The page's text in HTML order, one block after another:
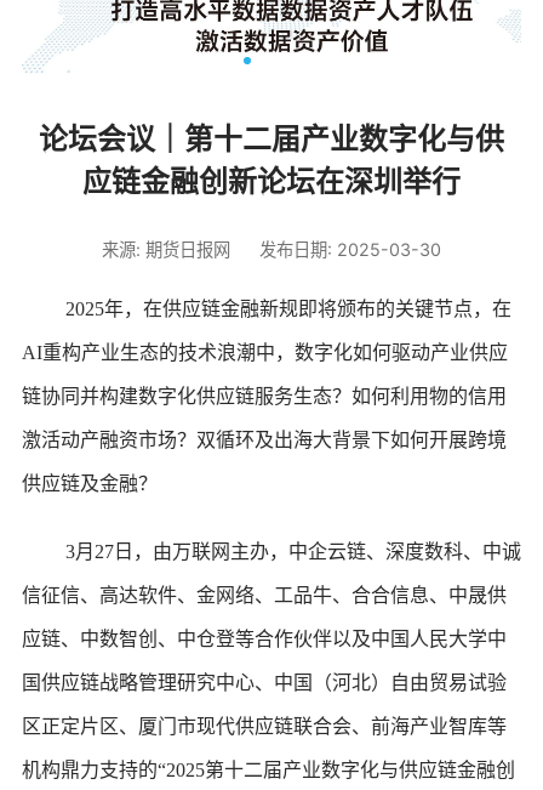
论坛会议｜第十二届产业数字化与供
应链金融创新论坛在深圳举行
来源: 期货日报网 发布日期: 2025-03-30
2025年，在供应链金融新规即将颁布的关键节点，在
AI重构产业生态的技术浪潮中，数字化如何驱动产业供应
链协同并构建数字化供应链服务生态？如何利用物的信用
激活动产融资市场？双循环及出海大背景下如何开展跨境
供应链及金融？
3月27日，由万联网主办，中企云链、深度数科、中诚
信征信、高达软件、金网络、工品牛、合合信息、中晟供
应链、中数智创、中仓登等合作伙伴以及中国人民大学中
国供应链战略管理研究中心、中国（河北）自由贸易试验
区正定片区、厦门市现代供应链联合会、前海产业智库等
机构鼎力支持的“2025第十二届产业数字化与供应链金融创